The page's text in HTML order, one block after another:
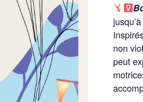
non
peut